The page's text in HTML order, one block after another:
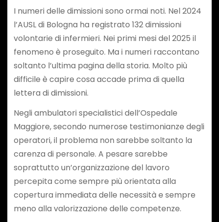
I numeri delle dimissioni sono ormai noti. Nel 2024
l’AUSL di Bologna ha registrato 132 dimissioni
volontarie di infermieri. Nei primi mesi del 2025 il
fenomeno è proseguito. Ma i numeri raccontano
soltanto l’ultima pagina della storia. Molto più
difficile è capire cosa accade prima di quella
lettera di dimissioni.
Negli ambulatori specialistici dell’Ospedale
Maggiore, secondo numerose testimonianze degli
operatori, il problema non sarebbe soltanto la
carenza di personale. A pesare sarebbe
soprattutto un’organizzazione del lavoro
percepita come sempre più orientata alla
copertura immediata delle necessità e sempre
meno alla valorizzazione delle competenze.